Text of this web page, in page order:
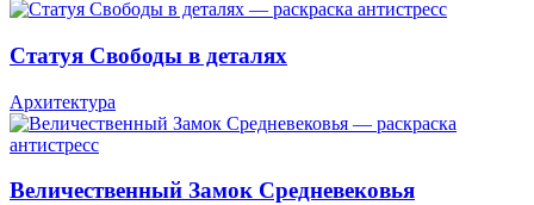
Статуя Свободы в деталях
Архитектура
Величественный Замок Средневековья